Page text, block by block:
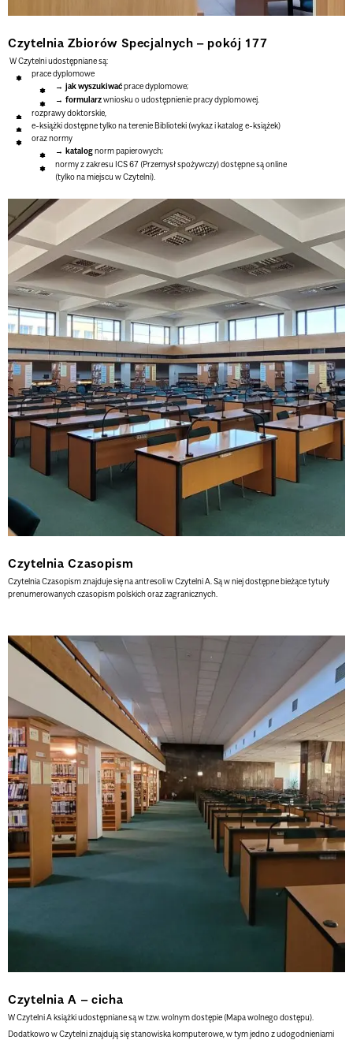
Czytelnia Zbiorów Specjalnych – pokój 177
W Czytelni udostępniane są:
prace dyplomowe
jak wyszukiwaćprace dyplomowe;
formularzwniosku o udostępnienie pracy dyplomowej.
rozprawy doktorskie,
e-książki dostępne tylko na terenie Biblioteki (wykazikatalog e-książek)
oraz normy
katalognorm papierowych;
normy z zakresu ICS 67 (Przemysł spożywczy) dostępne są online
(tylko na miejscu w Czytelni).
Czytelnia Czasopism
Czytelnia Czasopism znajduje się na antresoli w Czytelni A. Są w niej dostępne bieżące tytuły
prenumerowanych czasopism polskich oraz zagranicznych.
Czytelnia A – cicha
W Czytelni A książki udostępniane są w tzw.wolnymdostępie (Mapa wolnego dostępu).
Dodatkowo w Czytelni znajdują sięstanowiska komputerowe, w tym jedno z udogodnieniami